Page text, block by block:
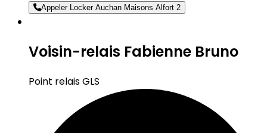
Appeler Locker Auchan Maisons Alfort 2
Voisin-relais Fabienne Bruno
Point relais GLS